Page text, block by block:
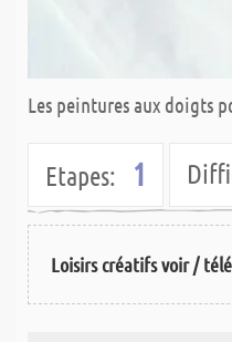
Les peintures aux doigts
Etapes: 1
Loisirs créatifs voir /